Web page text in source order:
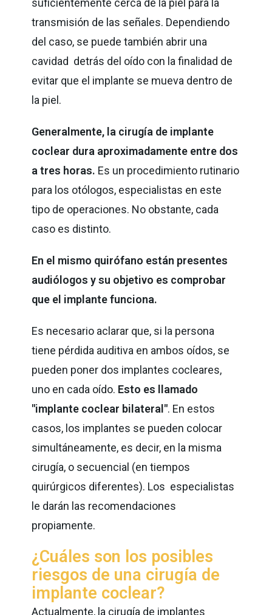
transmisión de las señales. Dependiendo
del caso, se puede también abrir una
cavidad detrás del oído con la finalidad de
evitar que el implante se mueva dentro de
la piel.
Generalmente, la cirugía de implante
coclear dura aproximadamente entre dos
a tres horas. Es un procedimiento rutinario
para los otólogos, especialistas en este
tipo de operaciones. No obstante, cada
caso es distinto.
En el mismo quirófano están presentes
audiólogos y su objetivo es comprobar
que el implante funciona.
Es necesario aclarar que, si la persona
tiene pérdida auditiva en ambos oídos, se
pueden poner dos implantes cocleares,
uno en cada oído. Esto es llamado
"implante coclear bilateral". En estos
casos, los implantes se pueden colocar
simultáneamente, es decir, en la misma
cirugía, o secuencial (en tiempos
quirúrgicos diferentes). Los especialistas
le darán las recomendaciones
propiamente.
¿Cuáles son los posibles
riesgos de una cirugía de
implante coclear?
Actualmente, la cirugía de implantes